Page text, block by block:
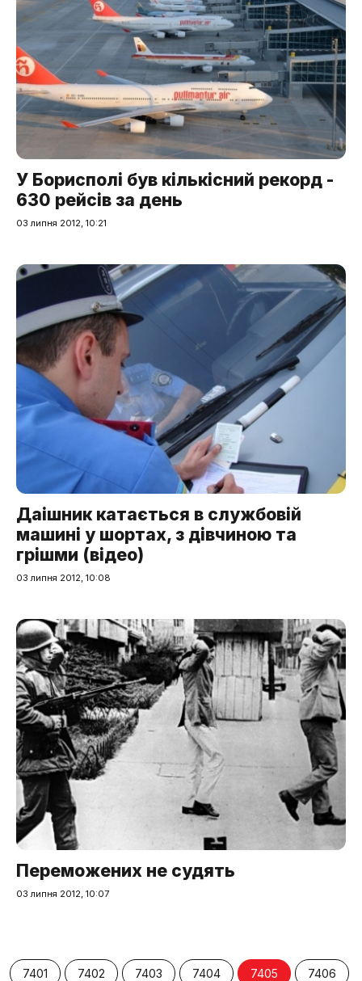
У Борисполі був кількісний рекорд -
630 рейсів за день
03 липня 2012, 10:21
Даішник катається в службовій
машині у шортах, з дівчиною та
грішми (відео)
03 липня 2012, 10:08
Переможених не судять
03 липня 2012, 10:07
7401 7402 7403 7404 7405 7406